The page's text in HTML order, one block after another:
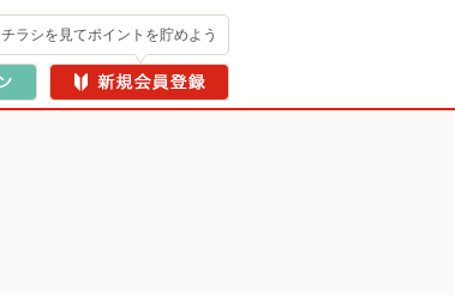
チラシを見てポイントを貯めよう